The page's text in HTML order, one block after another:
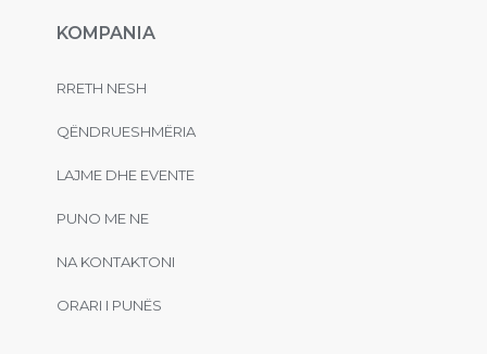
KOMPANIA
RRETH NESH
QËNDRUESHMËRIA
LAJME DHE EVENTE
PUNO ME NE
NA KONTAKTONI
ORARI I PUNËS